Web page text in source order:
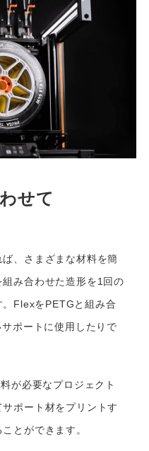
せて
、さまざまな材料を簡
み合わせた造形を1回の
FlexをPETGと組み合
ポートに使用したりで
が必要なプロジェクト
ポート材をプリントす
とができます。